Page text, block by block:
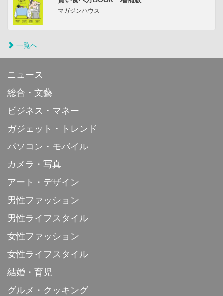
マガジンハウス
一覧へ
ニュース
総合・文藝
ビジネス・マネー
ガジェット・トレンド
パソコン・モバイル
カメラ・写真
アート・デザイン
男性ファッション
男性ライフスタイル
女性ファッション
女性ライフスタイル
結婚・育児
グルメ・クッキング